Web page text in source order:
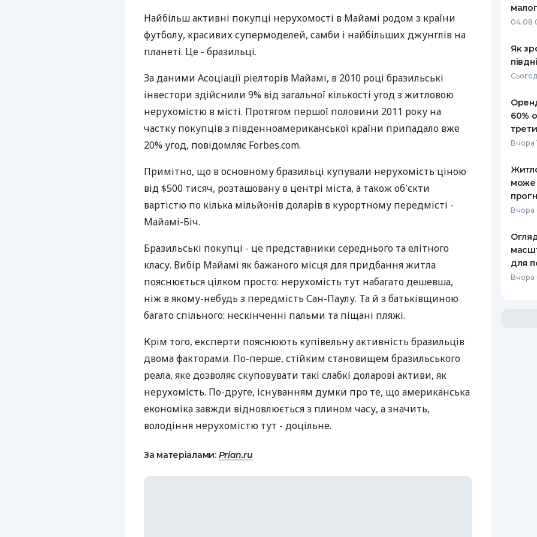
РЕЙТИНГ ДЕБЕТОВИХ
ВСІ
Найбільш активні покупці нерухомості в Майамі родом з країни
футболу, красивих супермоделей, самби і найбільших джунглів на
планеті. Це - бразильці.
За даними Асоціації ріелторів Майамі, в 2010 році бразильські
інвестори здійснили 9% від загальної кількості угод з житловою
нерухомістю в місті. Протягом першої половини 2011 року на
частку покупців з південноамериканської країни припадало вже
20% угод, повідомляє Forbes.com.
Примітно, що в основному бразильці купували нерухомість ціною
від $500 тисяч, розташовану в центрі міста, а також об'єкти
вартістю по кілька мільйонів доларів в курортному передмісті -
Майамі-Біч.
Бразильські покупці - це представники середнього та елітного
класу. Вибір Майамі як бажаного місця для придбання житла
пояснюється цілком просто: нерухомість тут набагато дешевша,
ніж в якому-небудь з передмість Сан-Паулу. Та й з батьківщиною
багато спільного: нескінченні пальми та піщані пляжі.
Крім того, експерти пояснюють купівельну активність бразильців
двома факторами. По-перше, стійким становищем бразильського
реала, яке дозволяє скуповувати такі слабкі доларові активи, як
нерухомість. По-друге, існуванням думки про те, що американська
економіка завжди відновлюється з плином часу, а значить,
володіння нерухомістю тут - доцільне.
За матеріалами: Prian.ru
04.08
Як
60%
Вчора
може
Вчора
для
Вчора